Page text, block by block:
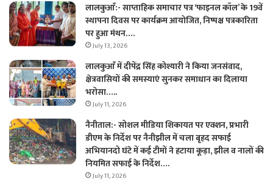
लालकुआँ:- साप्ताहिक समाचार पत्र ‘फाइनल कॉल’ के 19वें
स्थापना दिवस पर कार्यक्रम आयोजित, निष्पक्ष पत्रकारिता
पर हुआ मंथन….
July 13, 2026
लालकुआँ में दीपेंद्र सिंह कोश्यारी ने किया जनसंवाद,
क्षेत्रवासियों की समस्याएं सुनकर समाधान का दिलाया
भरोसा…..
July 11, 2026
नैनीताल:- सोशल मीडिया शिकायत पर एक्शन, प्रभारी
डीएम के निर्देश पर नैनीझील में चला बृहद सफाई
अभियानदो घंटे में कई टीमों ने हटाया कूड़ा, झील व नालों की
नियमित सफाई के निर्देश….
July 11, 2026